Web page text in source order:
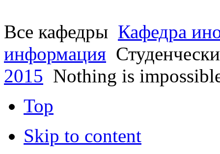
Все кафедры Кафедра
информация
2015 Nothing is
Top
Skip to content